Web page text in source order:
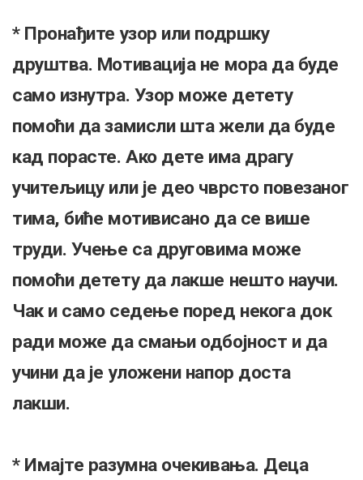
* Пронађите узор или подршку
друштва. Мотивација не мора да буде
само изнутра. Узор може детету
помоћи да замисли шта жели да буде
кад порасте. Ако дете има драгу
учитељицу или је део чврсто повезаног
тима, биће мотивисано да се више
труди. Учење са друговима може
помоћи детету да лакше нешто научи.
Чак и само седење поред некога док
ради може да смањи одбојност и да
учини да је уложени напор доста
лакши.
* Имајте разумна очекивања. Деца